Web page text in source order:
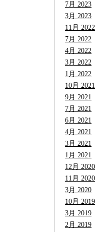
7月 2023
3月 2023
11月 2022
7月 2022
4月 2022
3月 2022
1月 2022
10月 2021
9月 2021
7月 2021
6月 2021
4月 2021
3月 2021
1月 2021
12月 2020
11月 2020
3月 2020
10月 2019
3月 2019
2月 2019